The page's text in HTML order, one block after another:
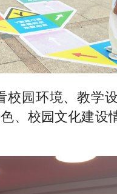
校园环境、教学
、校园文化建设